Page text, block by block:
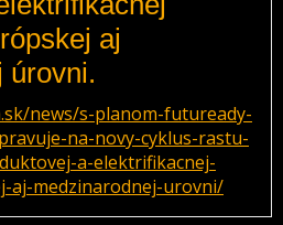
aj
úrovni.
news/s-planom-futuready-
na-novy-cyklus-rastu-
a-elektrifikacnej-
aj-medzinarodnej-urovni/